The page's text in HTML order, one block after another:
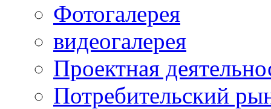
Фотогалерея
видеогалерея
Проектная
Потребительский